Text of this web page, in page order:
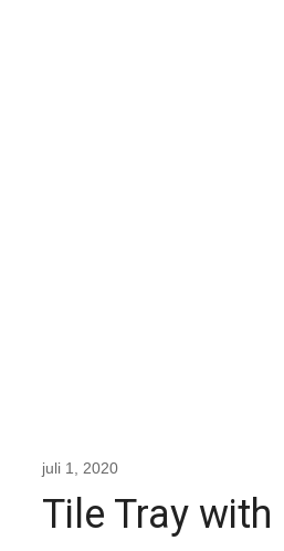
juli 1, 2020
Tile Tray